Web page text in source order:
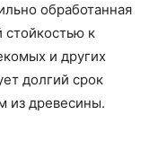
обработанная
к
и других
долгий срок
из древесины.